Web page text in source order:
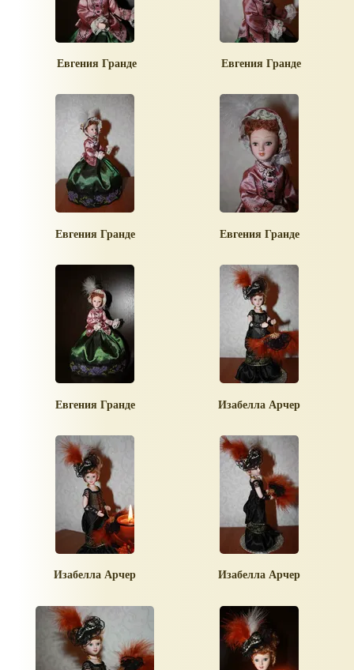
Евгения Гранде Евгения Гранде
Евгения Гранде Евгения Гранде
Евгения Гранде Изабелла Арчер
Изабелла Арчер Изабелла Арчер